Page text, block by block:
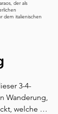
der als
dem italienischen
3-4-
Wanderung,
welche